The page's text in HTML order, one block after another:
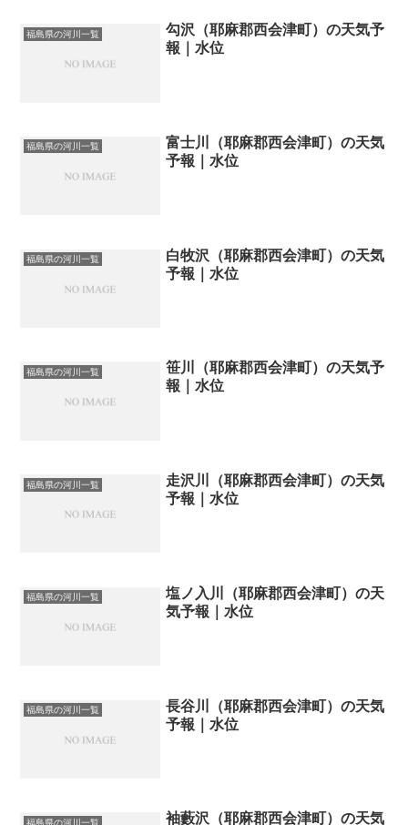
福島県の河川一覧
勾沢（耶麻郡西会津町）の天気予
報｜水位
福島県の河川一覧
富士川（耶麻郡西会津町）の天気
予報｜水位
福島県の河川一覧
白牧沢（耶麻郡西会津町）の天気
予報｜水位
福島県の河川一覧
笹川（耶麻郡西会津町）の天気予
報｜水位
福島県の河川一覧
走沢川（耶麻郡西会津町）の天気
予報｜水位
福島県の河川一覧
塩ノ入川（耶麻郡西会津町）の天
気予報｜水位
福島県の河川一覧
長谷川（耶麻郡西会津町）の天気
予報｜水位
福島県の河川一覧 袖藪沢（耶麻郡西会津町）の天気